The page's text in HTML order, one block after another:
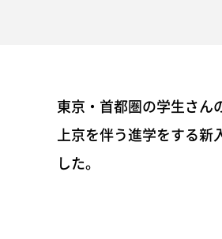
東京・首都圏の学生さん
上京を伴う進学をする新
した。